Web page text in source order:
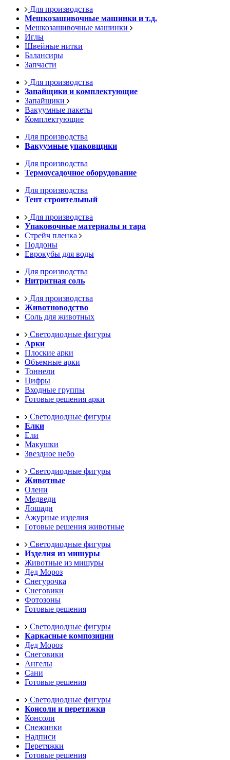
Для производства
Мешкозашивочные машинки и т.д.
Мешкозашивочные машинки
Иглы
Швейные нитки
Балансиры
Запчасти
Для производства
Запайщики и комплектующие
Запайщики
Вакуумные пакеты
Комплектующие
Для производства
Вакуумные упаковщики
Для производства
Термоусадочное оборудование
Для производства
Тент строительный
Для производства
Упаковочные материалы и тара
Стрейч пленка
Поддоны
Еврокубы для воды
Для производства
Нитритная соль
Для производства
Животноводство
Соль для животных
Светодиодные фигуры
Арки
Плоские арки
Объемные арки
Тоннели
Цифры
Входные группы
Готовые решения арки
Светодиодные фигуры
Елки
Ели
Макушки
Звездное небо
Светодиодные фигуры
Животные
Олени
Медведи
Лошади
Ажурные изделия
Готовые решения животные
Светодиодные фигуры
Изделия из мишуры
Животные из мишуры
Дед Мороз
Снегурочка
Снеговики
Фотозоны
Готовые решения
Светодиодные фигуры
Каркасные композиции
Дед Мороз
Снеговики
Ангелы
Сани
Готовые решения
Светодиодные фигуры
Консоли и перетяжки
Консоли
Снежинки
Надписи
Перетяжки
Готовые решения